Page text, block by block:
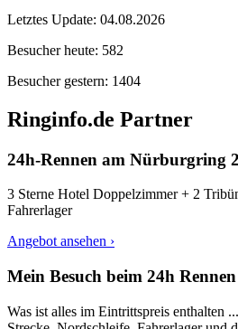
Letztes Update: 04.08.2026
Besucher heute: 582
Besucher gestern: 1404
Ringinfo.de Partner
24h-Rennen am Nürburgring
3 Sterne Hotel Doppelzimmer + 2
Fahrerlager
Angebot ansehen ›
Mein Besuch beim 24h Rennen
Was ist alles im Eintrittspreis enthalten